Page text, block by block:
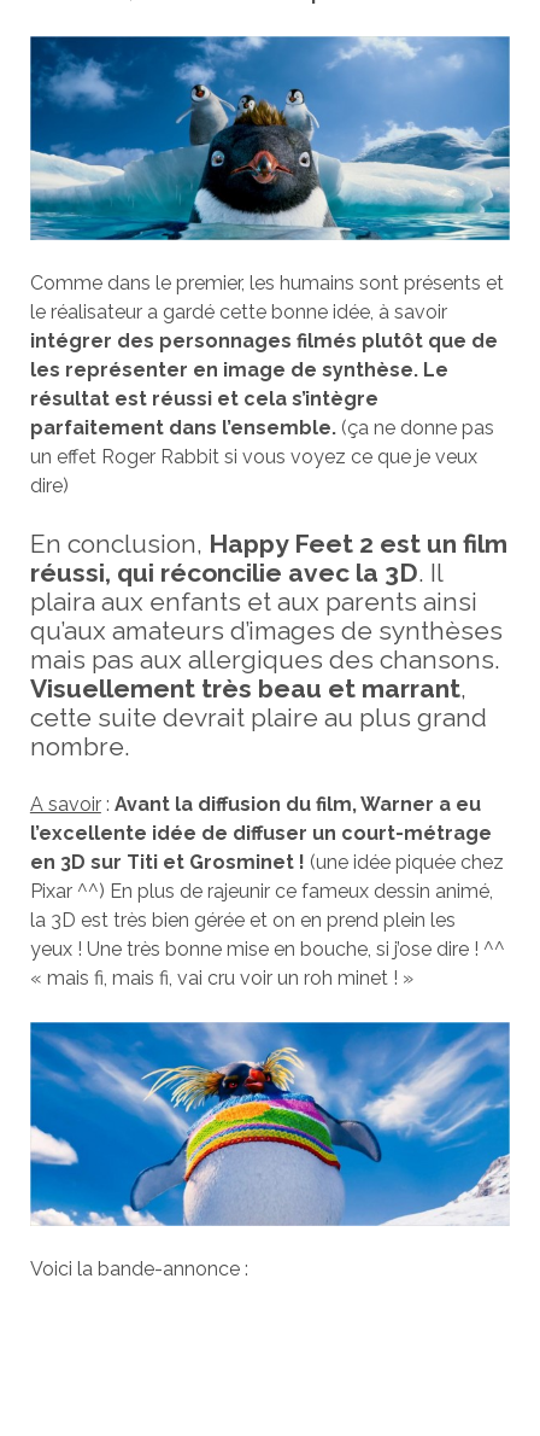
Comme dans le premier, les humains sont présents et
le réalisateur a gardé cette bonne idée, à savoir
intégrer des personnages filmés plutôt que de
les représenter en image de synthèse. Le
résultat est réussi et cela s’intègre
parfaitement dans l’ensemble.(ça ne donne pas
un effet Roger Rabbit si vous voyez ce que je veux
dire)
En conclusion, Happy Feet 2 est un film
réussi, qui réconcilie avec la 3D. Il
plaira aux enfants et aux parents ainsi
qu’aux amateurs d’images de synthèses
mais pas aux allergiques des chansons.
Visuellement très beau et marrant,
cette suite devrait plaire au plus grand
nombre.
A savoir: Avant la diffusion du film, Warner a eu
l’excellente idée de diffuser un court-métrage
en 3D sur Titi et Grosminet ! (une idée piquée chez
Pixar ^^) En plus de rajeunir ce fameux dessin animé,
la 3D est très bien gérée et on en prend plein les
yeux ! Une très bonne mise en bouche, si j’ose dire ! ^^
« mais fi, mais fi, vai cru voir un roh minet ! »
Voici la bande-annonce :